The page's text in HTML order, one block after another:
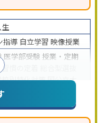
生
指導 自立学習 映像授業
医学部受験 授業・定期
習慣の定着
校別特化対策国公立大
英語・英会話特化